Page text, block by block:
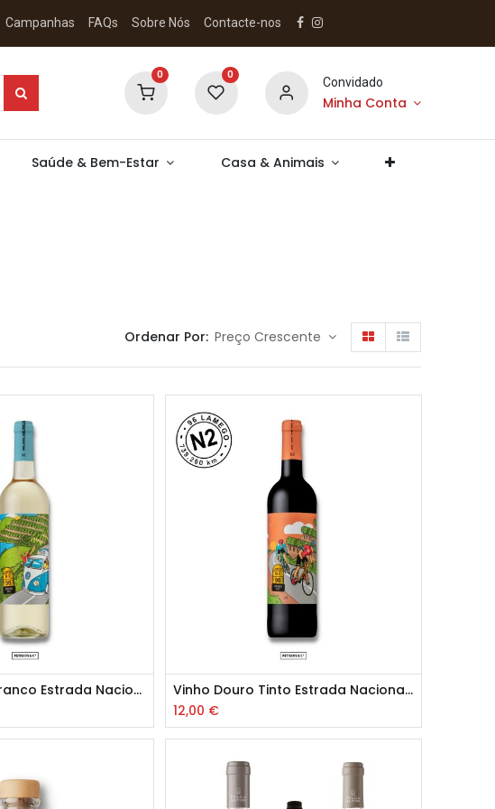
Campanhas FAQs Sobre Nós Contacte-nos
0 0
Convidado
Minha Conta
Saúde & Bem-Estar Casa & Animais
Ordenar Por: Preço Crescente
Vinho Douro Branco Estrada Nacional 2
Vinho Douro Tinto Estrada Nacional 2
12,00 €